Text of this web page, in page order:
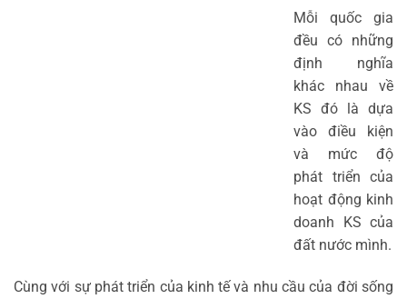
Mỗi quốc gia
đều có những
định nghĩa
khác nhau về
KS đó là dựa
vào điều kiện
và mức độ
phát triển của
hoạt động kinh
doanh KS của
đất nước mình.
Cùng với sự phát triển của kinh tế và nhu cầu của đời sống